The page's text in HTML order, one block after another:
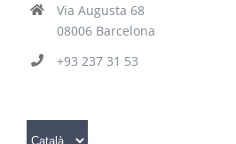
Via Augusta 68
08006 Barcelona
+93 237 31 53
Trieu